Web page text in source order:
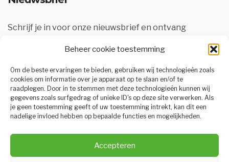
Beheer cookie toestemming
Om de beste ervaringen te bieden, gebruiken wij technologieën zoals
cookies om informatie over je apparaat op te slaan en/of te
raadplegen. Door in te stemmen met deze technologieën kunnen wij
gegevens zoals surfgedrag of unieke ID's op deze site verwerken. Als
je geen toestemming geeft of uw toestemming intrekt, kan dit een
nadelige invloed hebben op bepaalde functies en mogelijkheden.
Accepteren
Schrijf je in voor onze nieuwsbrief en ontvang